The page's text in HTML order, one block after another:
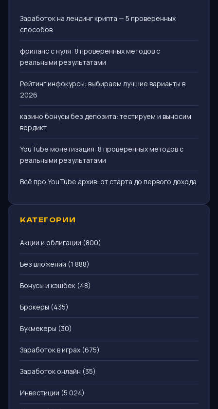
Заработок на лендинг крипта — 5 проверенных
способов
фриланс с нуля: 8 проверенных методов с
реальными результатами
Рейтинг инфокурсы: выбираем лучшие варианты в
2026
казино бонусы без депозита: тестируем и выносим
вердикт
YouTube монетизация: 8 проверенных методов с
реальными результатами
Всё про YouTube архив: от старта до первого дохода
КАТЕГОРИИ
Акции и облигации (800)
Без вложений (1 888)
Бонусы и кэшбек (48)
Брокеры (435)
Букмекеры (30)
Заработок в играх (675)
Заработок онлайн (35)
Инвестиции (5 024)